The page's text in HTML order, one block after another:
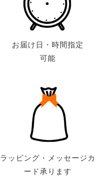
お届け日・時間指定
可能
ラッピング・メッセージカ
ード承ります